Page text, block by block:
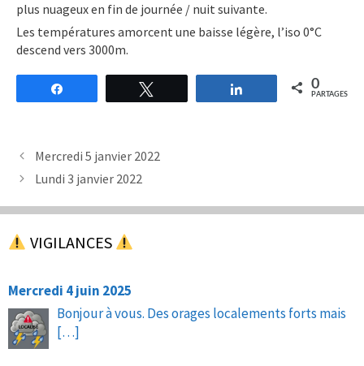
plus nuageux en fin de journée / nuit suivante.
Les températures amorcent une baisse légère, l’iso 0°C
descend vers 3000m.
Partagez 0
PARTAGES
Mercredi 5 janvier 2022
Lundi 3 janvier 2022
VIGILANCES
Mercredi 4 juin 2025
Bonjour à vous. Des orages localements forts mais
[…]